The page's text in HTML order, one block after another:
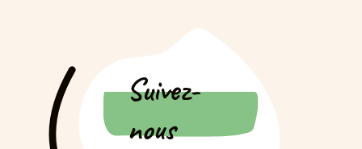
Suivez-
nous